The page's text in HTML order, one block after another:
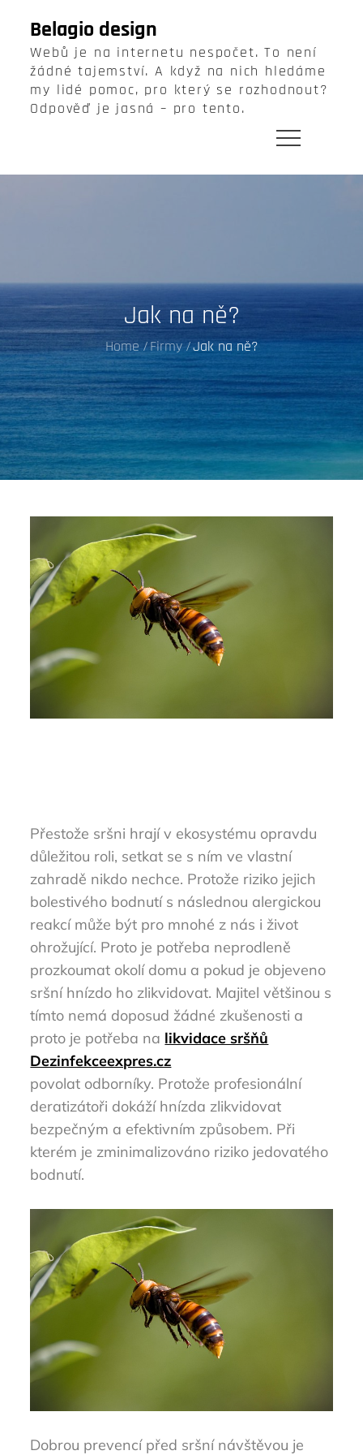
content
Belagio design
Webů je na internetu nespočet. To není
žádné tajemství. A když na nich hledáme
my lidé pomoc, pro který se rozhodnout?
Odpověď je jasná – pro tento.
Jak na ně?
Home Firmy Jak na ně?
Přestože sršni hrají v ekosystému opravdu
důležitou roli, setkat se s ním ve vlastní
zahradě nikdo nechce. Protože riziko jejich
bolestivého bodnutí s následnou alergickou
reakcí může být pro mnohé z nás i život
ohrožující. Proto je potřeba neprodleně
prozkoumat okolí domu a pokud je objeveno
sršní hnízdo ho zlikvidovat. Majitel většinou s
tímto nemá doposud žádné zkušenosti a
proto je potřeba na likvidace sršňů
Dezinfekceexpres.cz
povolat odborníky. Protože profesionální
deratizátoři dokáží hnízda zlikvidovat
bezpečným a efektivním způsobem. Při
kterém je zminimalizováno riziko jedovatého
bodnutí.
Dobrou prevencí před sršní návštěvou je